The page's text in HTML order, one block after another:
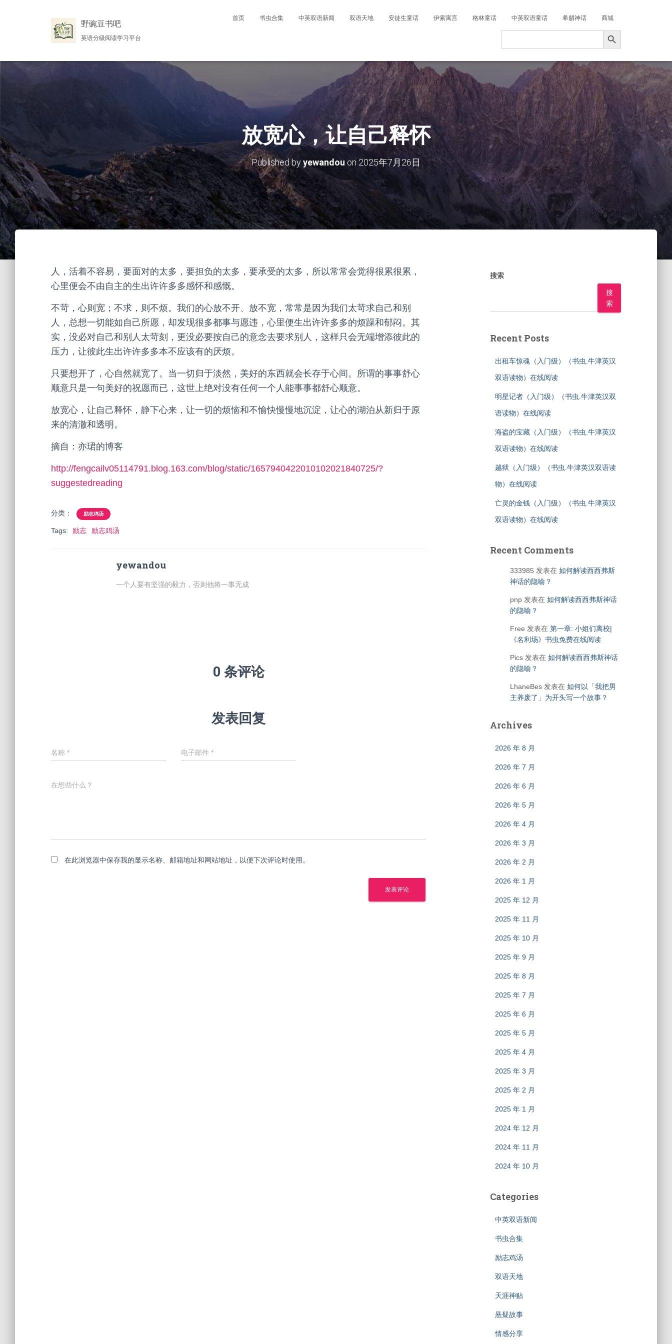
野豌豆书吧
英语分级阅读学习平台
首页 书虫合集 中英双语新闻 双语天地 安徒生童话 伊索寓言 格林童话 中英双语童话 希腊神话 商城
Search
搜索按钮
放宽心，让自己释怀
Published byyewandou on 2025年7月26日
人，活着不容易，要面对的太多，要担负的太多，要承受的太多，所以常常会觉得很累很累，
心里便会不由自主的生出许许多多感怀和感慨。
不苛，心则宽；不求，则不烦。我们的心放不开、放不宽，常常是因为我们太苛求自己和别
人，总想一切能如自己所愿，却发现很多都事与愿违，心里便生出许许多多的烦躁和郁闷。其
实，没必对自己和别人太苛刻，更没必要按自己的意念去要求别人，这样只会无端增添彼此的
压力，让彼此生出许许多多本不应该有的厌烦。
只要想开了，心自然就宽了。当一切归于淡然，美好的东西就会长存于心间。所谓的事事舒心
顺意只是一句美好的祝愿而已，这世上绝对没有任何一个人能事事都舒心顺意。
放宽心，让自己释怀，静下心来，让一切的烦恼和不愉快慢慢地沉淀，让心的湖泊从新归于原
来的清澈和透明。
摘自： 亦珺的博客
http://fengcailv05114791.blog.163.com/blog/static/1657940422010102021840725/?
suggestedreading
分类： 励志鸡汤
Tags: 励志 励志鸡汤
yewandou
一个人要有坚强的毅力，否则他将一事无成
0 条评论
发表回复
名称 * 电子邮件 *
在想些什么？
在此浏览器中保存我的显示名称、邮箱地址和网站地址，以便下次评论时使用。
搜索
搜
索
Recent Posts
出租车惊魂（入门级）（书虫.牛津英汉
双语读物）在线阅读
明星记者（入门级）（书虫.牛津英汉双
语读物）在线阅读
海盗的宝藏（入门级）（书虫.牛津英汉
双语读物）在线阅读
越狱（入门级）（书虫.牛津英汉双语读
物）在线阅读
亡灵的金钱（入门级）（书虫.牛津英汉
双语读物）在线阅读
Recent Comments
333985 发表在 如何解读西西弗斯
神话的隐喻？
pnp发表在 如何解读西西弗斯神话
的隐喻？
Free 发表在 第一章: 小姐们离校|
《名利场》书虫免费在线阅读
Pics发表在 如何解读西西弗斯神话
的隐喻？
LhaneBes发表在 如何以「我把男
主养废了」为开头写一个故事？
Archives
2026 年 8 月
2026 年 7 月
2026 年 6 月
2026 年 5 月
2026 年 4 月
2026 年 3 月
2026 年 2 月
2026 年 1 月
2025 年 12 月
2025 年 11 月
2025 年 10 月
2025 年 9 月
2025 年 8 月
2025 年 7 月
2025 年 6 月
2025 年 5 月
2025 年 4 月
2025 年 3 月
2025 年 2 月
2025 年 1 月
2024 年 12 月
2024 年 11 月
2024 年 10 月
Categories
中英双语新闻
书虫合集
励志鸡汤
双语天地
天涯神贴
悬疑故事
情感分享